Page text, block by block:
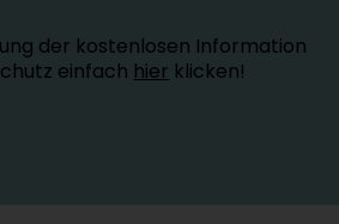
der kostenlosen Information
einfach hier klicken!